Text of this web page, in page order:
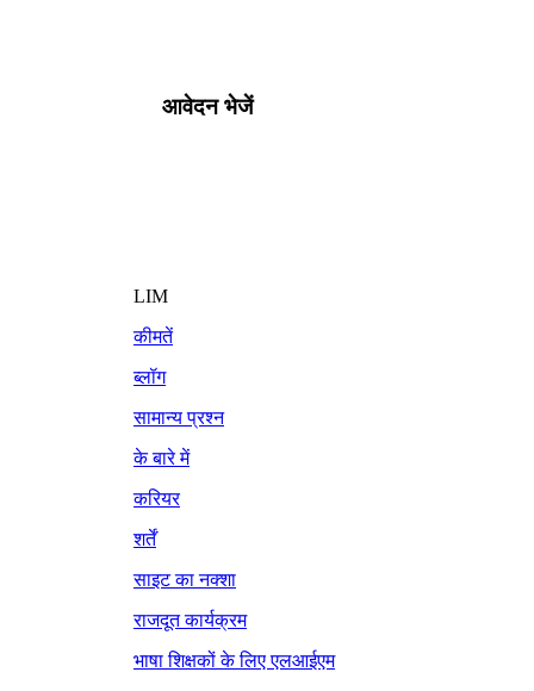
आवेदन भेजें
LIM
कीमतें
ब्लॉग
सामान्य प्रश्न
के बारे में
करियर
शर्तें
साइट का नक्शा
राजदूत कार्यक्रम
भाषा शिक्षकों के लिए एलआईएम